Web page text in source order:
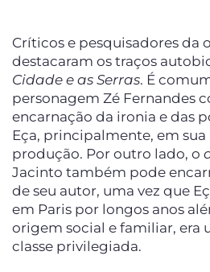
Críticos e pesquisadores da
destacaram os traços
Cidade e as Serras. É
personagem Zé Fernandes
encarnação da ironia e das
Eça, principalmente, em
produção. Por outro lado, o
Jacinto também pode
de seu autor, uma vez que
em Paris por longos anos
origem social e familiar, era
classe privilegiada.